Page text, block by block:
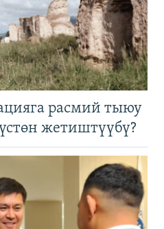
расмий тыюу
жетиштүүбү?